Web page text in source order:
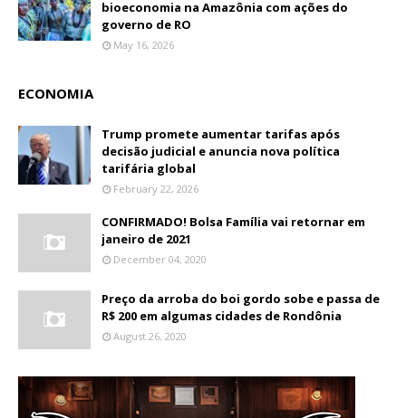
bioeconomia na Amazônia com ações do
governo de RO
May 16, 2026
ECONOMIA
Trump promete aumentar tarifas após
decisão judicial e anuncia nova política
tarifária global
February 22, 2026
CONFIRMADO! Bolsa Família vai retornar em
janeiro de 2021
December 04, 2020
Preço da arroba do boi gordo sobe e passa de
R$ 200 em algumas cidades de Rondônia
August 26, 2020